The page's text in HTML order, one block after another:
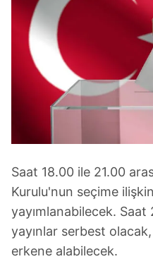
Saat 18.00 ile 21.00
Kurulu'nun seçime
yayımlanabilecek.
yayınlar serbest
erkene alabilecek.